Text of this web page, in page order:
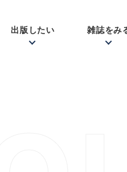
出版したい 雑誌をみ